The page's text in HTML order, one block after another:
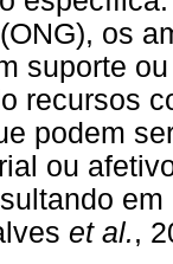
os
suporte
recursos
podem
ou
et al.,